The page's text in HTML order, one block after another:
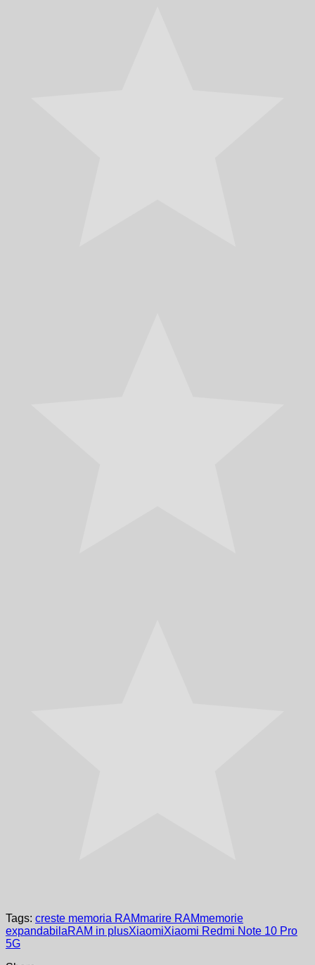
Tags: creste memoria RAMmarire RAMmemorie
expandabilaRAM in plusXiaomiXiaomi Redmi Note 10 Pro
5G